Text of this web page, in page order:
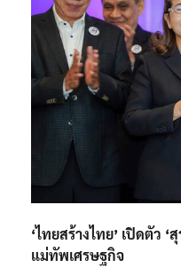
‘ไทยสร้างไทย’ เปิดตัว
แม่ทัพเศรษฐกิจ